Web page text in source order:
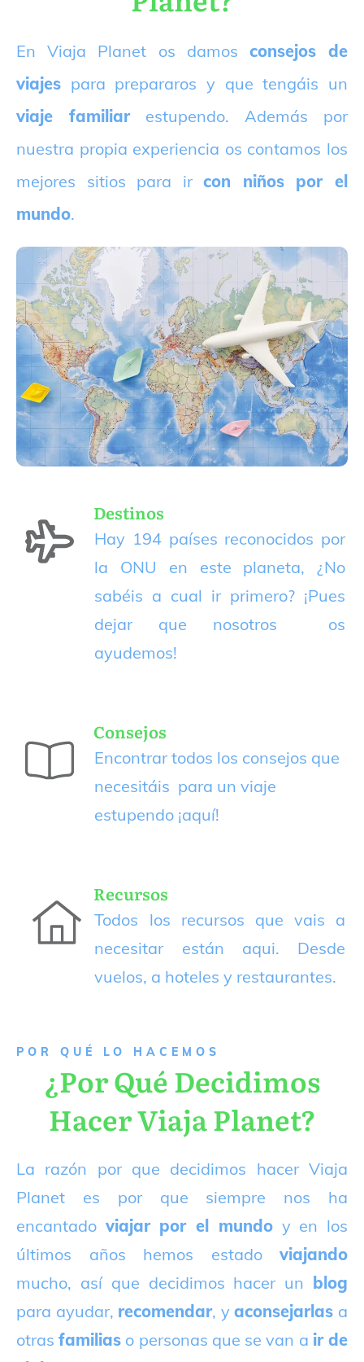
En Viaja Planet os damos consejos de
viajes para prepararos y que tengáis un
viaje familiarestupendo. Además por
nuestra propia experiencia os contamos los
mejores sitios para ircon niños por el
mundo.
Destinos
Hay 194 países reconocidos por
la ONU en este planeta, ¿No
sabéis a cual ir primero? ¡Pues
dejar que nosotros os
ayudemos!
Consejos
Encontrar todos los consejos que
necesitáis para un viaje
estupendo ¡aquí!
Recursos
Todos los recursos que vais a
necesitar están aqui. Desde
vuelos, a hoteles y restaurantes.
P OR QUÉ LO HACEMOS
¿Por Qué Decidimos
Hacer Viaja Planet?
La razón por que decidimos hacer Viaja
Planet es por que siempre nos ha
encantado viajar por el mundoy en los
últimos años hemos estado viajando
mucho, así que decidimos hacer un blog
para ayudar, recomendar, yaconsejarlas a
otrasfamilias o personas que se van a ir de